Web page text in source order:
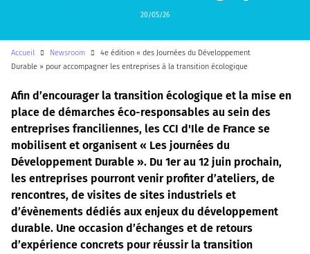
20/05/26
Accueil Newsroom
4e édition « des Journées du Développement
Durable » pour accompagner les entreprises à la transition écologique
Afin d’encourager la transition écologique et la mise en
place de démarches éco-responsables au sein des
entreprises franciliennes, les CCI d'Ile de France se
mobilisent et organisent « Les journées du
Développement Durable ». Du 1er au 12 juin prochain,
les entreprises pourront venir profiter d’ateliers, de
rencontres, de visites de sites industriels et
d’évènements dédiés aux enjeux du développement
durable. Une occasion d’échanges et de retours
d’expérience concrets pour réussir la transition